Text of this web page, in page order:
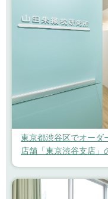
東京都渋谷区でオーダ
店舗「東京渋谷支店」